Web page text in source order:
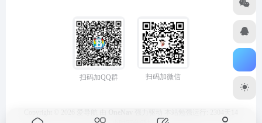
扫码加QQ群 扫码加微信